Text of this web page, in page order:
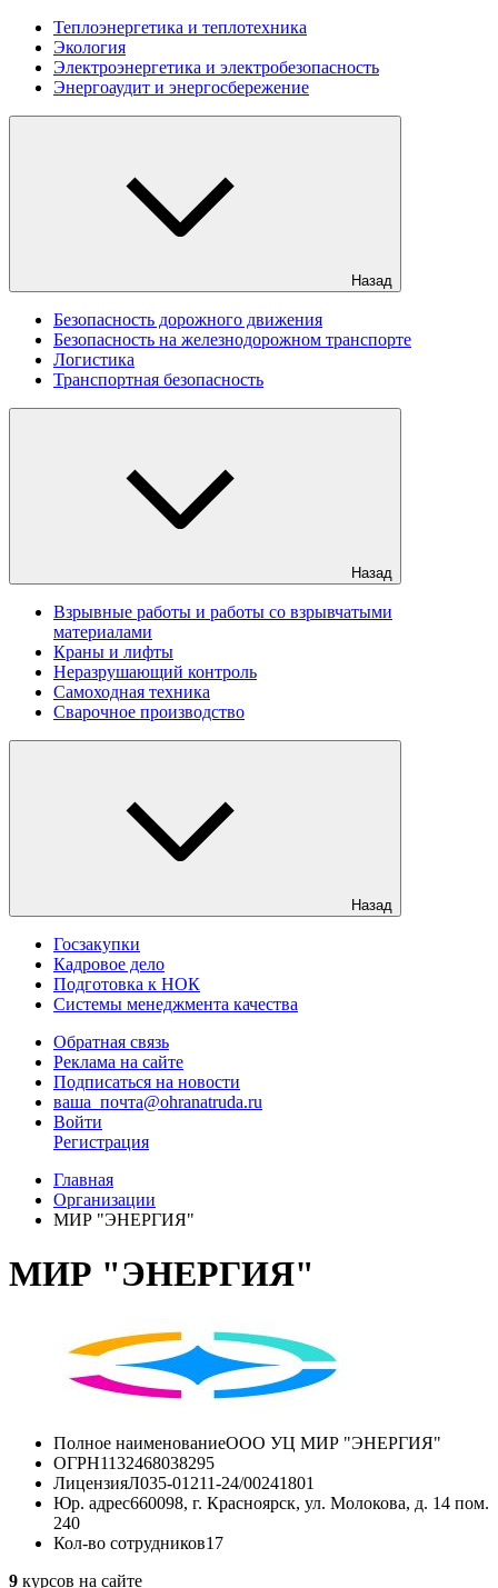
Теплоэнергетика и теплотехника
Экология
Электроэнергетика и электробезопасность
Энергоаудит и энергосбережение
Назад
Безопасность дорожного движения
Безопасность на железнодорожном транспорте
Логистика
Транспортная безопасность
Назад
Взрывные работы и работы со взрывчатыми
материалами
Краны и лифты
Неразрушающий контроль
Самоходная техника
Сварочное производство
Назад
Госзакупки
Кадровое дело
Подготовка к НОК
Системы менеджмента качества
Обратная связь
Реклама на сайте
Подписаться на новости
ваша_почта@ohranatruda.ru
Войти
Регистрация
Главная
Организации
МИР "ЭНЕРГИЯ"
МИР "ЭНЕРГИЯ"
Полное наименованиеООО УЦ МИР "ЭНЕРГИЯ"
ОГРН1132468038295
ЛицензияЛ035-01211-24/00241801
Юр. адрес660098, г. Красноярск, ул. Молокова, д. 14 пом.
240
Кол-во сотрудников17
9 курсов на сайте